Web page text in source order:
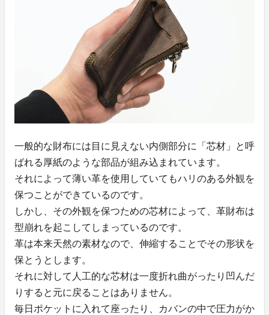
一般的な財布には目に見えない内側部分に「芯材」と呼
ばれる厚紙のような部品が組み込まれています。
それによって薄い革を使用していてもハリのある外観を
保つことができているのです。
しかし、その外観を保つための芯材によって、革財布は
型崩れを起こしてしまっているのです。
革は本来天然の素材なので、伸縮することでその形状を
保とうとします。
それに対して人工的な芯材は一度折れ曲がったり凹んだ
りすると元に戻ることはありません。
毎日ポケットに入れて座ったり、カバンの中で圧力がか